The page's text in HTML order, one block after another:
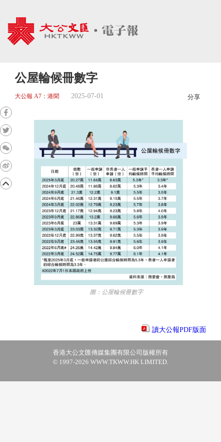
公屋輪候冊數字
大公報 A7：港聞 2025-07-01 分享
圖：公屋輪候冊數字
讀大公報PDF版面
香港大公文匯傳媒集團有限公司版權所有
© 1997-2026 WWW.TKWW.HK LIMITED.